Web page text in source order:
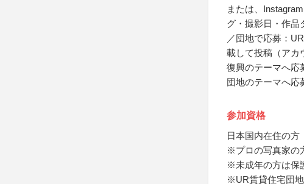
または、
グ・撮影日・作品
／団地で応募：
載して投稿（アカ
復興のテーマへ応
団地のテーマへ応
参加資格
日本国内在住の方
※プロの写真家の
※未成年の方は保
※UR賃貸住宅団